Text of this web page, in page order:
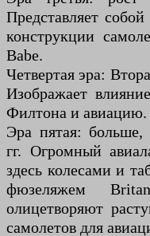
Представляет
конструкции
Babe.
Четвертая эра:
Изображает
Филтона и авиацию.
Эра пятая: больше,
гг. Огромный
здесь колесами и
фюзеляжем
олицетворяют
самолетов для